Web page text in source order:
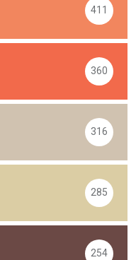
411
360
316
285
254